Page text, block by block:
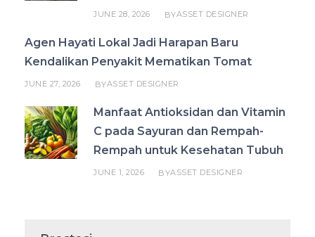
JUNE 28, 2026 BYASSET DESIGNER
Agen Hayati Lokal Jadi Harapan Baru
Kendalikan Penyakit Mematikan Tomat
JUNE 27, 2026 BYASSET DESIGNER
Manfaat Antioksidan dan Vitamin
C pada Sayuran dan Rempah-
Rempah untuk Kesehatan Tubuh
JUNE 1, 2026 BYASSET DESIGNER